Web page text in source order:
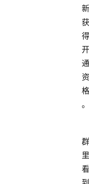
新
获
得
开
通
资
格
。
群
里
看